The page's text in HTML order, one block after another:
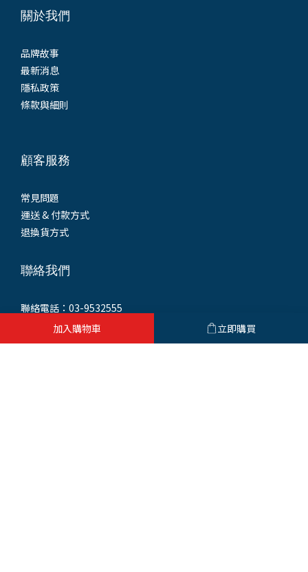
加入購物車 立即購買
關於我們
品牌故事
最新消息
隱私政策
條款與細則
顧客服務
常見問題
運送 & 付款方式
退換貨方式
聯絡我們
聯絡電話：03-9532555
統一編號：93552421
門市地址：265 宜蘭縣羅東鎮興東路232號